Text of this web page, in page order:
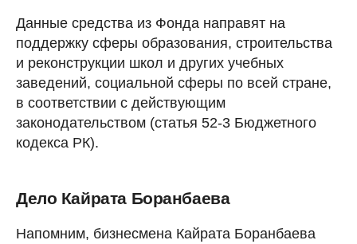
Данные средства из Фонда направят на
поддержку сферы образования, строительства
и реконструкции школ и других учебных
заведений, социальной сферы по всей стране,
в соответствии с действующим
законодательством (статья 52-3 Бюджетного
кодекса РК).
Дело Кайрата Боранбаева
Напомним, бизнесмена Кайрата Боранбаева